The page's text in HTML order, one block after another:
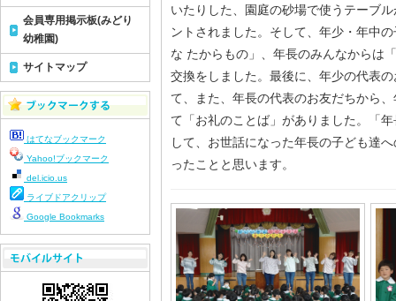
いたりした、園庭の砂場で使うテーブ
ントされました。そして、年少・年中
な たからもの」、年長のみんなからは
交換をしました。最後に、年少の代表
て、また、年長の代表のお友だちから
て「お礼のことば」がありました。「
して、お世話になった年長の子ども達
ったことと思います。
会員専用掲示板(みどり
幼稚園)
サイトマップ
はてなブックマーク
Yahoo!ブックマーク
del.icio.us
ライブドアクリップ
Google Bookmarks